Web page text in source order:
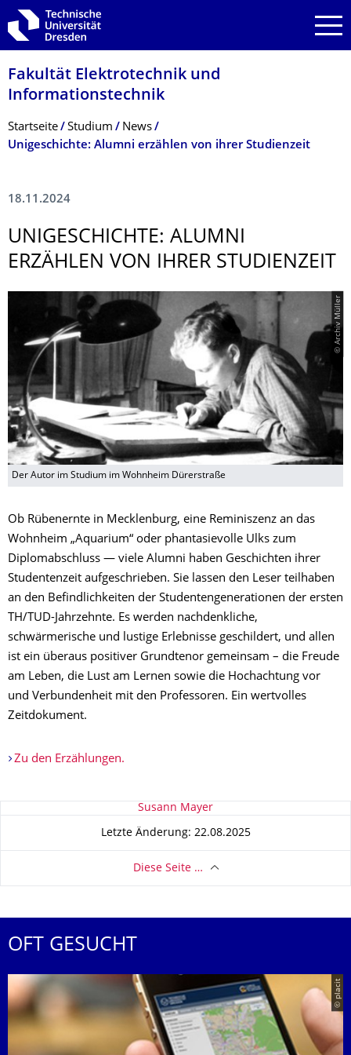
Zur Hauptnavigation springen
Zur Suche springen
Zum Inhalt springen
Fakultät Elektrotechnik und
Informationstech­nik
Breadcrumb-Menü
Startseite Studium
News
Unigeschichte: Alumni erzählen von ihrer Studienzeit
18.11.2024
UNIGESCHICHTE: ALUMNI
ERZÄHLEN VON IHRER STUDIENZEIT
© Archiv Müller
Der Autor im Studium im Wohnheim Dürerstraße
Ob Rübenernte in Mecklenburg, eine Reminiszenz an das
Wohnheim „Aquarium“ oder phantasievolle Ulks zum
Diplomabschluss — viele Alumni haben Geschichten ihrer
Studentenzeit aufgeschrieben. Sie lassen den Leser teilhaben
an den Befindlichkeiten der Studentengenerationen der ersten
TH/TUD-Jahrzehnte. Es werden nachdenkliche,
schwärmerische und lustige Erlebnisse geschildert, und allen
ist ein überaus positiver Grundtenor gemeinsam – die Freude
am Leben, die Lust am Lernen sowie die Hochachtung vor
und Verbundenheit mit den Professoren. Ein wertvolles
Zeitdokument.
Zu den Erzählungen.
Zu dieser Seite Susann Mayer
Letzte Änderung: 22.08.2025
Diese Seite …
OFT GESUCHT
© placit